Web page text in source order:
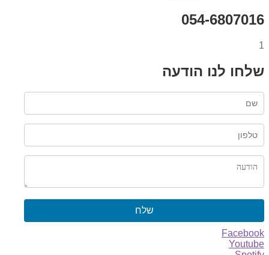
054-6807016
1
שלחו לנו הודעה
שלח
Facebook
Youtube